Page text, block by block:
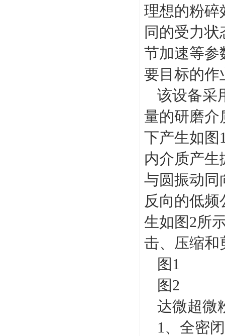
理想的粉碎
同的受力
节加速等参
要目标的作
该设备采
量的研磨介
下产生如图
内介质产
与圆振动同
反向的低
生如图2所
击、压缩和
图1
图2
达微超微
1、全密